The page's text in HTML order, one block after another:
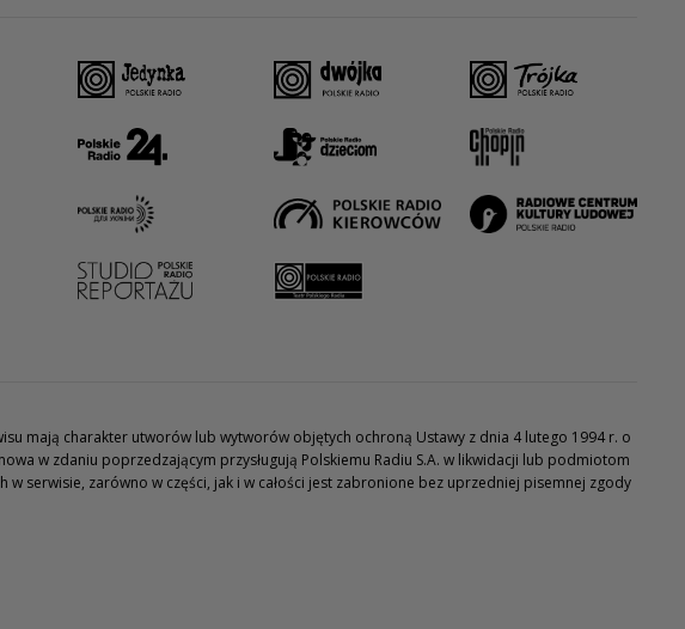
mają charakter utworów lub wytworów objętych ochroną Ustawy z dnia 4 lutego 1994 r. o
w zdaniu poprzedzającym przysługują Polskiemu Radiu S.A. w likwidacji lub podmiotom
serwisie, zarówno w części, jak i w całości jest zabronione bez uprzedniej pisemnej zgody